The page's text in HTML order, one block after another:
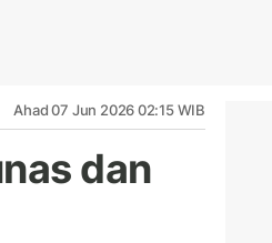
Ahad 07 Jun 2026 02:15 WIB
dan